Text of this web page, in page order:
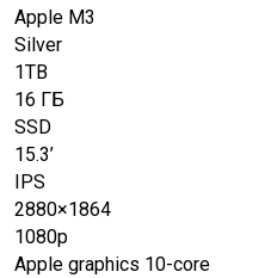
Apple M3
Silver
1TB
16 ГБ
SSD
15.3’
IPS
2880×1864
1080p
Apple graphics 10-core